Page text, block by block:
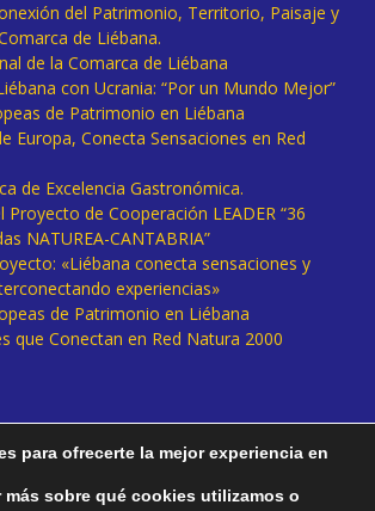
del Patrimonio, Territorio, Paisaje y
de Liébana.
de la Comarca de Liébana
con Ucrania: “Por un Mundo Mejor”
de Patrimonio en Liébana
Europa, Conecta Sensaciones en Red
de Excelencia Gastronómica.
Proyecto de Cooperación LEADER “36
NATUREA-CANTABRIA”
«Liébana conecta sensaciones y
experiencias»
de Patrimonio en Liébana
que Conectan en Red Natura 2000
para ofrecerte la mejor experiencia en
más sobre qué cookies utilizamos o